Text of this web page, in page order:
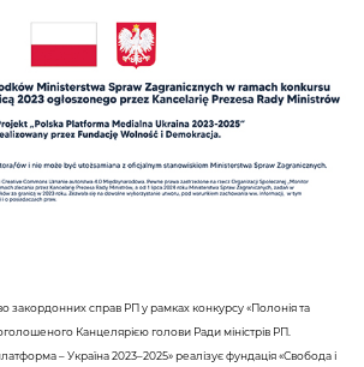
закордонних справ РП у рамках конкурсу «Полонія та
Канцелярією голови Ради міністрів РП.
– Україна 2023–2025» реалізує фундація «Свобода і